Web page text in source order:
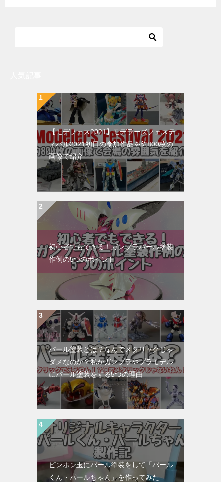
【モデフェス2021】モデラーズフェステ
ィバル2021初日の参加作品を約800枚の
画像で紹介
初心者でもできる！ガンプラパール塗装
作例の5つのポイント
パール塗装とは？なんでメタリックじゃ
ダメなのか？私がガンプラやプラモデル
にパール塗装をする5つの理由
ピンポン玉にパール塗装をして「パール
くん・パールちゃん」を作ってみた